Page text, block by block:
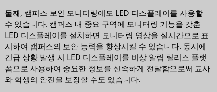
둘째, 캠퍼스 보안 모니터링에도 LED 디스플레이를 사용할
수 있습니다. 캠퍼스 내 중요 구역에 모니터링 기능을 갖춘
LED 디스플레이를 설치하면 모니터링 영상을 실시간으로 표
시하여 캠퍼스의 보안 능력을 향상시킬 수 있습니다. 동시에
긴급 상황 발생 시 LED 디스플레이를 비상 알림 릴리스 플랫
폼으로 사용하여 중요한 정보를 신속하게 전달함으로써 교사
와 학생의 안전을 보장할 수도 있습니다.